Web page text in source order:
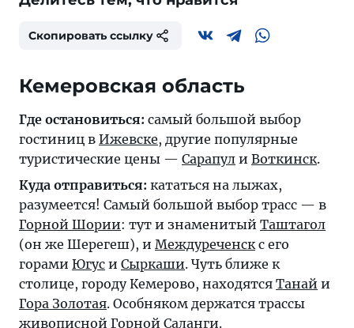
Скопировать ссылку
Кемеровская область
Где остановиться: самый большой выбор
гостиниц в Ижевске, другие популярные
туристические цены — Сарапул и Воткинск.
Куда отправиться: кататься на лыжах,
разумеется! Самый большой выбор трасс — в
Горной Шории: тут и знаменитый Таштагол
(он же Шерегеш), и Междуреченскс его
горами Югус и Сыркаши. Чуть ближе к
столице, городу Кемерово, находятся Танай и
Гора Золотая. Особняком держатся трассы
живописной Горной Саланги.